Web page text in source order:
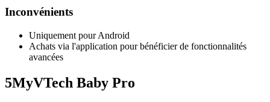
Inconvénients
Uniquement pour Android
Achats via l'application pour bénéficier de fonctionnalités
avancées
5MyVTech Baby Pro